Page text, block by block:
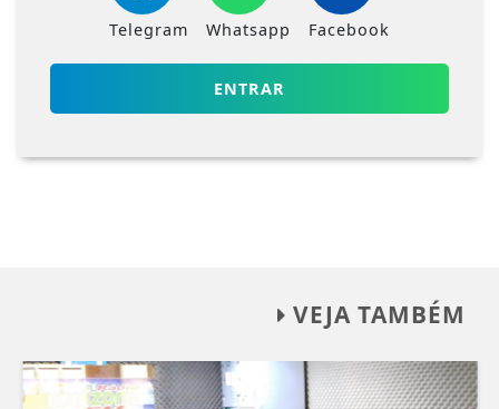
Telegram Whatsapp Facebook
ENTRAR
VEJA TAMBÉM